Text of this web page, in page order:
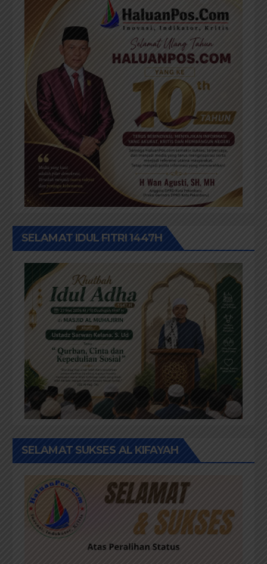
SELAMAT IDUL FITRI 1447H
SELAMAT SUKSES AL KIFAYAH